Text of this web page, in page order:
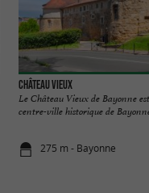
Château Vieux
Le Château Vieux de Bayonne
centre-ville historique de
275 m - Bayonne